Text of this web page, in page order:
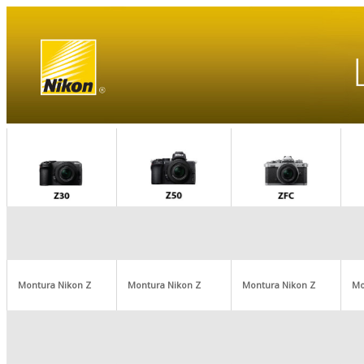
Montura Nikon Z Montura Nikon Z Montura Nikon Z